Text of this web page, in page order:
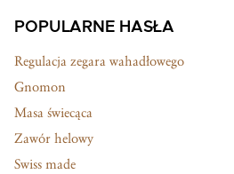
POPULARNE HASŁA
Regulacja zegara wahadłowego
Gnomon
Masa świecąca
Zawór helowy
Swiss made